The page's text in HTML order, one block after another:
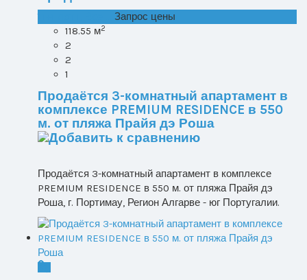
Запрос цены
118.55 м2
2
2
1
Продаётся 3-комнатный апартамент в
комплексе PREMIUM RESIDENCE в 550
м. от пляжа Прайя дэ Роша
Продаётся 3-комнатный апартамент в комплексе
PREMIUM RESIDENCE в 550 м. от пляжа Прайя дэ
Роша, г. Портимау, Регион Алгарве - юг Португалии.